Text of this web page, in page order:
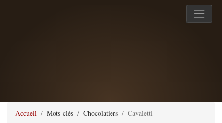
Accueil Mots-clés Chocolatiers Cavaletti